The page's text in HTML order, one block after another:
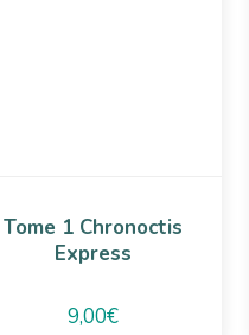
Tome 1 Chronoctis
Express
9,00€